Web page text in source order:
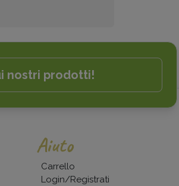
nostri prodotti!
Aiuto
Carrello
Login/Registrati